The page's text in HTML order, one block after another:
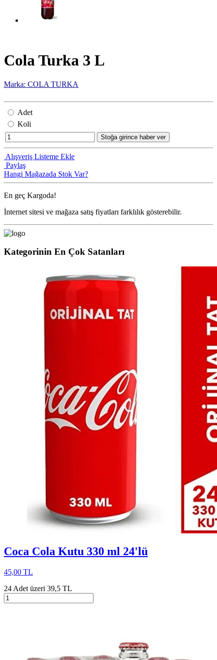
Cola Turka 3 L
Marka: COLA TURKA
Adet
Koli
Stoğa girince haber ver
Alışveriş Listeme Ekle
Paylaş
Hangi Mağazada Stok Var?
En geç Kargoda!
İnternet sitesi ve mağaza satış fiyatları farklılık gösterebilir.
Kategorinin En Çok Satanları
Coca Cola Kutu 330 ml 24'lü
45,00 TL
24 Adet üzeri 39,5 TL